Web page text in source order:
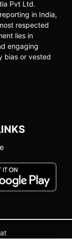
Pvt Ltd.
in India,
respected
lies in
engaging
bias or vested